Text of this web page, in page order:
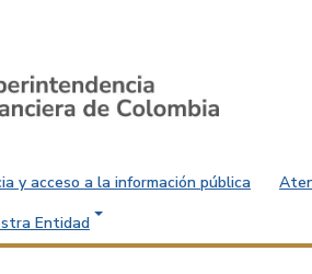
y acceso a la información pública
Entidad